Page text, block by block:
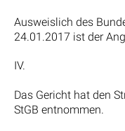
Ausweislich des
24.01.2017 ist der
IV.
Das Gericht hat den
StGB entnommen.